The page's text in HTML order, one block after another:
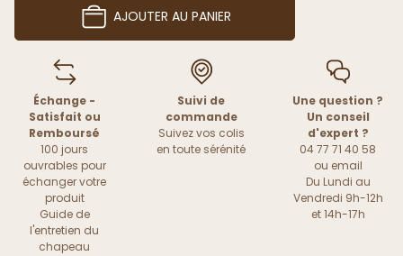
AJOUTER AU PANIER
Échange -
Satisfait ou
Remboursé
100 jours
ouvrables pour
échanger votre
produit
Guide de
l'entretien du
chapeau
Suivi de
commande
Suivez vos colis
en toute sérénité
Une question ?
Un conseil
d'expert ?
04 77 71 40 58
ou email
Du Lundi au
Vendredi 9h-12h
et 14h-17h